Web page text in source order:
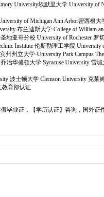
University埃默里大学 University of
of Michigan Ann Arbor密西根
布兰迪斯大学 College of
亚哥分校 University of Rochester
Institute 伦斯勒理工学院
州立大学-University Park Campus
华盛顿大学 Syracuse University 雪
波士顿大学 Clemson University 克
教育部认证
毕业证，【学历认证】咨询，国外